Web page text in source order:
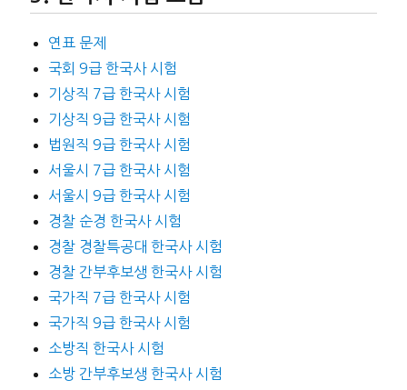
연표 문제
국회 9급 한국사 시험
기상직 7급 한국사 시험
기상직 9급 한국사 시험
법원직 9급 한국사 시험
서울시 7급 한국사 시험
서울시 9급 한국사 시험
경찰 순경 한국사 시험
경찰 경찰특공대 한국사 시험
경찰 간부후보생 한국사 시험
국가직 7급 한국사 시험
국가직 9급 한국사 시험
소방직 한국사 시험
소방 간부후보생 한국사 시험